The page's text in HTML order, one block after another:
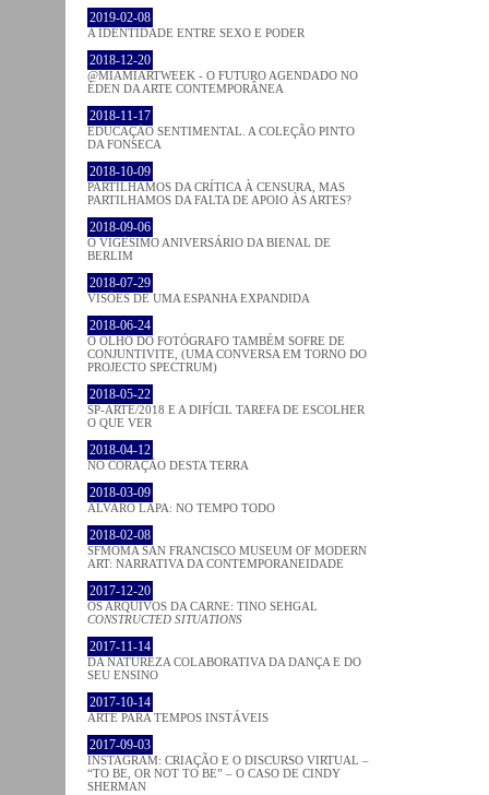
2019-02-08
A IDENTIDADE ENTRE SEXO E PODER
2018-12-20
@MIAMIARTWEEK - O FUTURO AGENDADO NO
ÉDEN DA ARTE CONTEMPORÂNEA
2018-11-17
EDUCAÇÃO SENTIMENTAL. A COLEÇÃO PINTO
DA FONSECA
2018-10-09
PARTILHAMOS DA CRÍTICA À CENSURA, MAS
PARTILHAMOS DA FALTA DE APOIO ÀS ARTES?
2018-09-06
O VIGÉSIMO ANIVERSÁRIO DA BIENAL DE
BERLIM
2018-07-29
VISÕES DE UMA ESPANHA EXPANDIDA
2018-06-24
O OLHO DO FOTÓGRAFO TAMBÉM SOFRE DE
CONJUNTIVITE, (UMA CONVERSA EM TORNO DO
PROJECTO SPECTRUM)
2018-05-22
SP-ARTE/2018 E A DIFÍCIL TAREFA DE ESCOLHER
O QUE VER
2018-04-12
NO CORAÇÂO DESTA TERRA
2018-03-09
ÁLVARO LAPA: NO TEMPO TODO
2018-02-08
SFMOMA SAN FRANCISCO MUSEUM OF MODERN
ART: NARRATIVA DA CONTEMPORANEIDADE
2017-12-20
OS ARQUIVOS DA CARNE: TINO SEHGAL
CONSTRUCTED SITUATIONS
2017-11-14
DA NATUREZA COLABORATIVA DA DANÇA E DO
SEU ENSINO
2017-10-14
ARTE PARA TEMPOS INSTÁVEIS
2017-09-03
INSTAGRAM: CRIAÇÃO E O DISCURSO VIRTUAL –
“TO BE, OR NOT TO BE” – O CASO DE CINDY
SHERMAN